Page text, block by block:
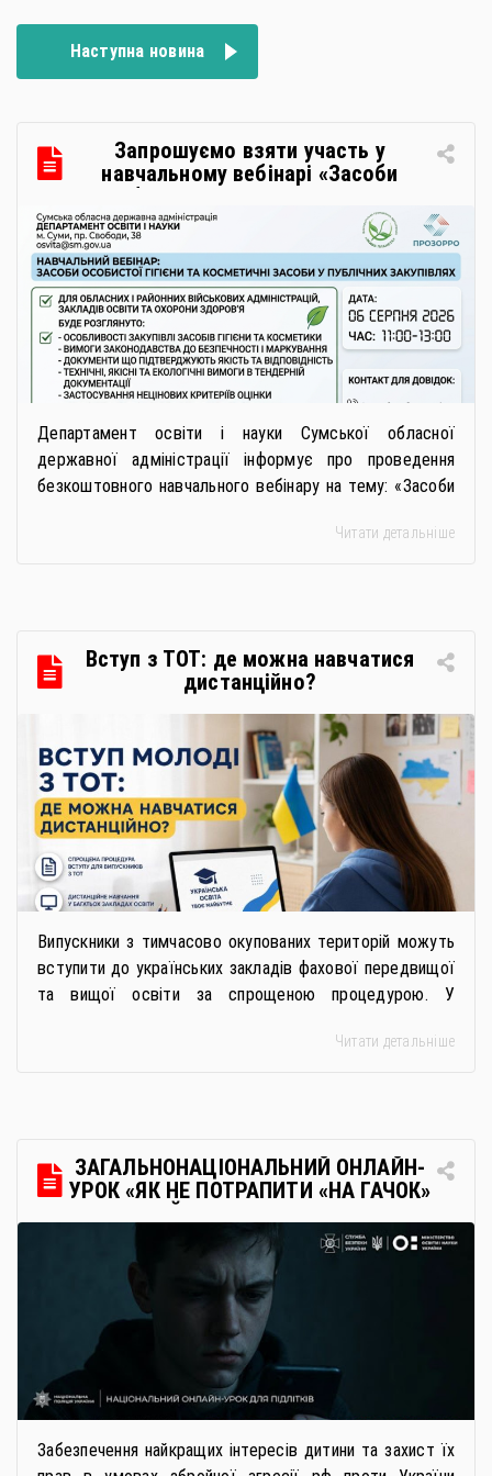
Наступна новина
Запрошуємо взяти участь у
навчальному вебінарі «Засоби
засоби у публічних закупівлях: як
сформувати вимоги та обрати
безпечну і якісну продукцію»
Департамент освіти і науки Сумської обласної
державної адміністрації інформує про проведення
безкоштовного навчального вебінару на тему: «Засоби
закупівлях: як сформувати вимоги та обрати безпечну і
Читати детальніше
Вступ з ТОТ: де можна навчатися
дистанційно?
Випускники з тимчасово окупованих територій можуть
вступити до українських закладів фахової передвищої
та вищої освіти за спрощеною процедурою. У
дистанційне навчання, що дає можливість здобувати
передбачає: Скористатися цією процедурою […]
Читати детальніше
ЗАГАЛЬНОНАЦІОНАЛЬНИЙ ОНЛАЙН-
УРОК «ЯК НЕ ПОТРАПИТИ «НА ГАЧОК»
Забезпечення найкращих інтересів дитини та захист їх